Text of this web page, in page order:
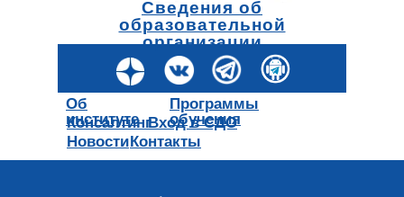
Сведения об
образовательной
организации
Об
институте
Программы
обучения
Консалтинг
Новости
Вход в СДО
Контакты